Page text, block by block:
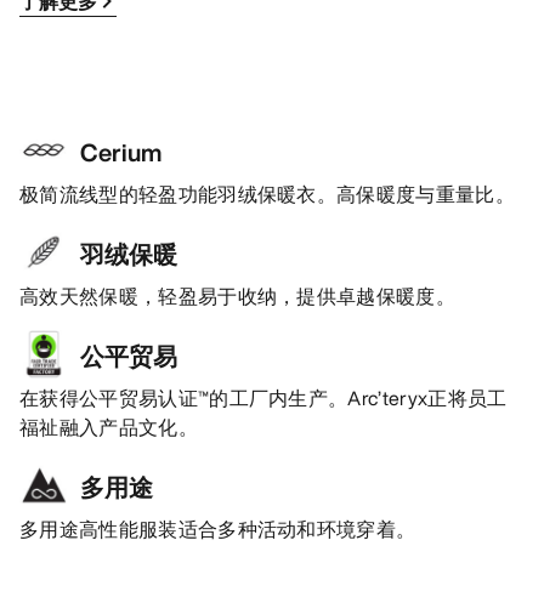
Cerium
极简流线型的轻盈功能羽绒保暖衣。高保暖度与重量比。
羽绒保暖
高效天然保暖，轻盈易于收纳，提供卓越保暖度。
公平贸易
在获得公平贸易认证™的工厂内生产。Arc’teryx正将员工
福祉融入产品文化。
多用途
多用途高性能服装适合多种活动和环境穿着。